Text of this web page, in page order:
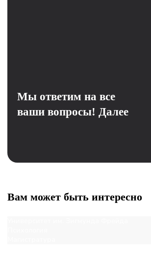
Мы ответим на все
ваши вопросы! Далее
Вам может быть интересно